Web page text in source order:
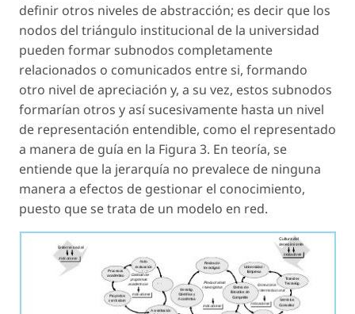
definir otros niveles de abstracción; es decir que los
nodos del triángulo institucional de la universidad
pueden formar subnodos completamente
relacionados o comunicados entre si, formando
otro nivel de apreciación y, a su vez, estos subnodos
formarían otros y así sucesivamente hasta un nivel
de representación entendible, como el representado
a manera de guía en la Figura 3. En teoría, se
entiende que la jerarquía no prevalece de ninguna
manera a efectos de gestionar el conocimiento,
puesto que se trata de un modelo en red.